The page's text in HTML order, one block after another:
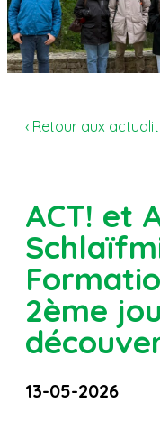
‹ Retour aux
ACT! et
2ème
13-05-2026